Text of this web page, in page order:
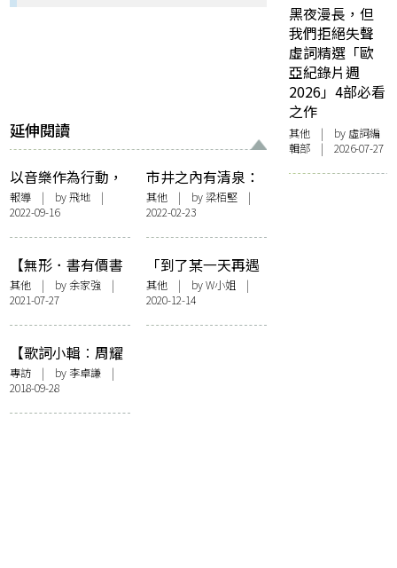
延伸閱讀
以音樂作為行動，
成為一個厲害的普
通人：陳嘉銘 x 馬
世芳 對談側記
報導 | by 飛地 |
2022-09-16
市井之內有清泉：
《為光音作證——
潘源良香港誌記》
其他| by 梁栢堅 |
2022-02-23
【無形．書有價書
無價】殺頭生意有
人做
其他 | by余家強 |
2021-07-27
「到了某一天再遇
這個地方」——達
明一派〈今天世上
所有地方〉
其他| by W小姐 |
2020-12-14
【歌詞小輯︰周耀
輝】學填詞就是學
做人——周耀輝的
歌詞班
專訪 | by 李卓謙 |
2018-09-28
黑夜漫長，但
我們拒絕失聲
虛詞精選「歐
亞紀錄片週
2026」4部必看
之作
其他 | by 虛詞編
輯部 | 2026-07-27